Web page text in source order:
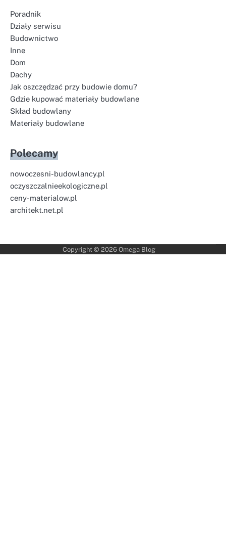
Poradnik
Działy serwisu
Budownictwo
Inne
Dom
Dachy
Jak oszczędzać przy budowie domu?
Gdzie kupować materiały budowlane
Skład budowlany
Materiały budowlane
Polecamy
nowoczesni-budowlancy.pl
oczyszczalnieekologiczne.pl
ceny-materialow.pl
architekt.net.pl
Copyright © 2026 Omega Blog